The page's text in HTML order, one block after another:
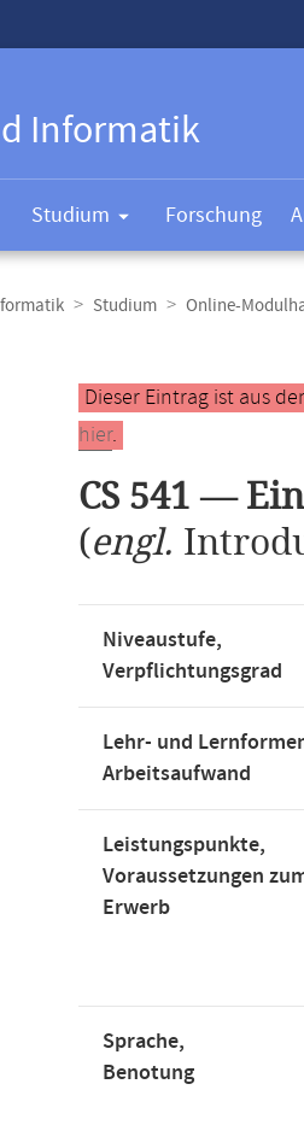
Informatik
Studium Forschung
Studium Online-
Hauptinhalt
Dieser Eintrag ist aus
hier.
CS 541 —
(engl.
Niveaustufe,
Verpflichtungsgrad
Lehr- und
Arbeitsaufwand
Leistungspunkte,
Voraussetzungen
Erwerb
Sprache,
Benotung